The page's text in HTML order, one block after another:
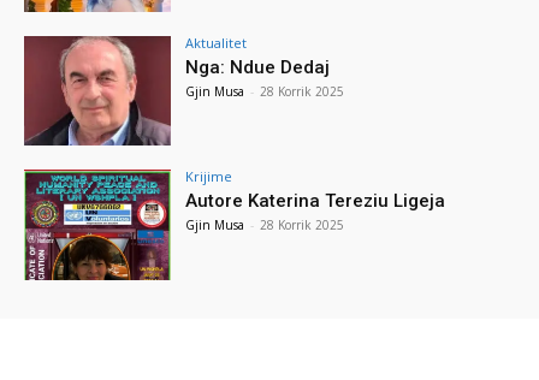
Aktualitet
Nga: Ndue Dedaj
Gjin Musa - 28 Korrik 2025
Krijime
Autore Katerina Tereziu Ligeja
Gjin Musa - 28 Korrik 2025